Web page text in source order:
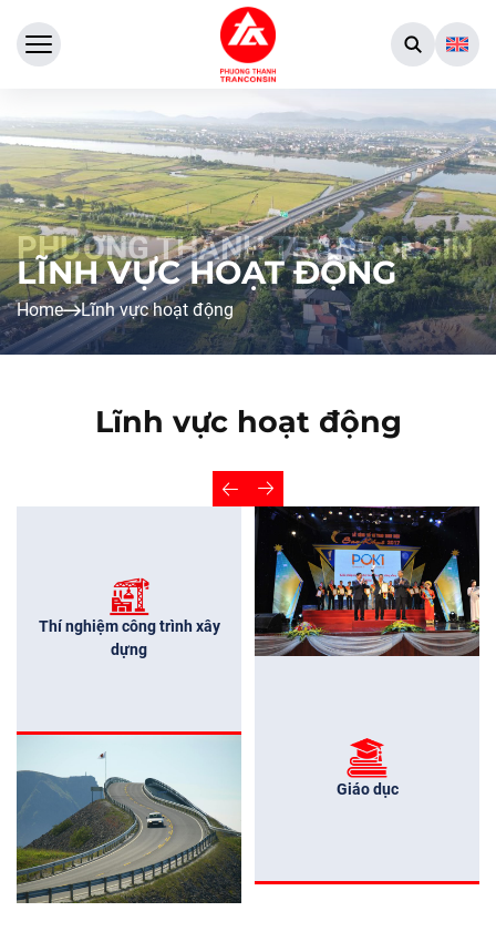
LĨNH VỰC HOẠT ĐỘNG
Home Lĩnh vực hoạt động
Lĩnh vực hoạt động
Thí nghiệm công trình xây
dựng
Giáo dục